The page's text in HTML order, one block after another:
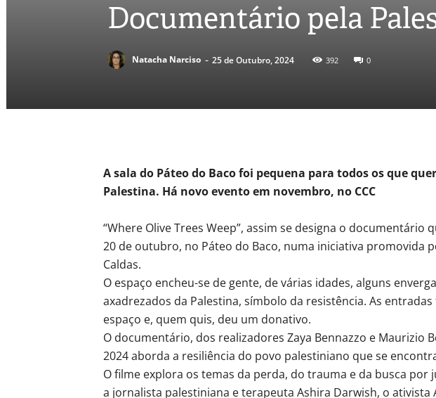
Documentário pela
Natacha Narciso - 25 de Outubro, 2024 392 0
A sala do Páteo do Baco foi pequena para todos os que
Palestina. Há novo evento em novembro, no CCC
“Where Olive Trees Weep”, assim se designa o documentário
20 de outubro, no Páteo do Baco, numa iniciativa promovida
Caldas.
O espaço encheu-se de gente, de várias idades, alguns
axadrezados da Palestina, símbolo da resistência. As
espaço e, quem quis, deu um donativo.
O documentário, dos realizadores Zaya Bennazzo e Maurizio
2024 aborda a resiliência do povo palestiniano que se
O filme explora os temas da perda, do trauma e da busca por
a jornalista palestiniana e terapeuta Ashira Darwish, o ativista